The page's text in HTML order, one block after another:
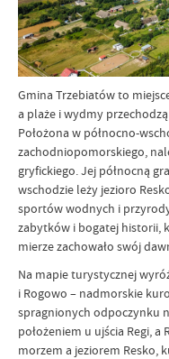
Gmina Trzebiatów to
a plaże i wydmy
Położona w północno-
zachodniopomorskiego,
gryfickiego. Jej północną
wschodzie leży jezioro
sportów wodnych i
zabytków i bogatej historii,
mierze zachowało swój
Na mapie turystycznej
i Rogowo – nadmorskie
spragnionych odpoczynku
położeniem u ujścia Regi,
morzem a jeziorem Resko,